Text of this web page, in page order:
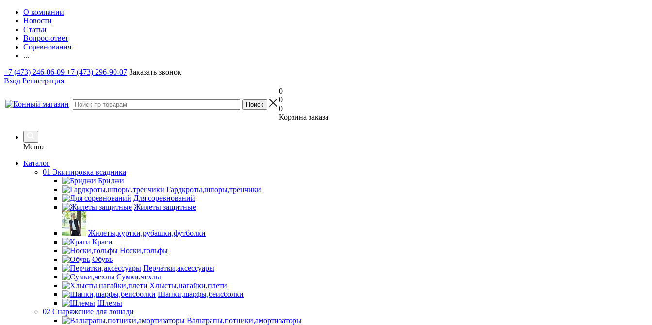
О компании
Новости
Статьи
Вопрос-ответ
Соревнования
...
+7 (473) 246-06-09 +7 (473) 296-90-07 Заказать звонок
Вход Регистрация
0
0
0
Корзина заказа
Меню
Каталог
01 Экипировка всадника
Бриджи
Гардкроты,шпоры,тренчики
Для соревнований
Жилеты защитные
Жилеты,куртки,рубашки,футболки
Краги
Носки,гольфы
Обувь
Перчатки,аксессуары
Сумки,чехлы
Хлысты,нагайки,плети
Шапки,шарфы,бейсболки
Шлемы
02 Снаряжение для лошади
Вальтрапы,потники,амортизаторы